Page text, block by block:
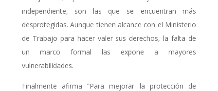
independiente, son las que se encuentran más
desprotegidas. Aunque tienen alcance con el Ministerio
de Trabajo para hacer valer sus derechos, la falta de
un marco formal las expone a mayores
vulnerabilidades.
Finalmente afirma “Para mejorar la protección de